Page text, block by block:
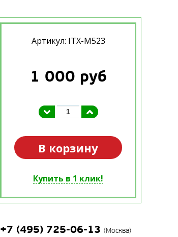
Артикул: ITX-М523
1 000 руб
В корзину
Купить в 1 клик!
+7 (495) 725-06-13 (Москва)